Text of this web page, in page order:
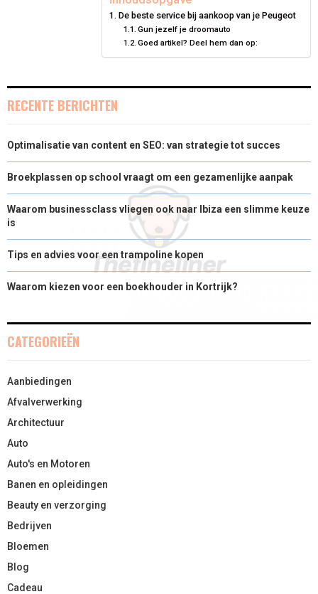
K S
T
N
De beste service bij aankoop van je Peugeot
Gun jezelf je droomauto
Goed artikel? Deel hem dan op:
RECENTE BERICHTEN
Optimalisatie van content en SEO: van strategie tot succes
Broekplassen op school vraagt om een gezamenlijke aanpak
Waarom businessclass vliegen ook naar Ibiza een slimme keuze
is
Tips en advies voor een trampoline kopen
Waarom kiezen voor een boekhouder in Kortrijk?
CATEGORIEËN
Aanbiedingen
Afvalverwerking
Architectuur
Auto
Auto's en Motoren
Banen en opleidingen
Beauty en verzorging
Bedrijven
Bloemen
Blog
Cadeau